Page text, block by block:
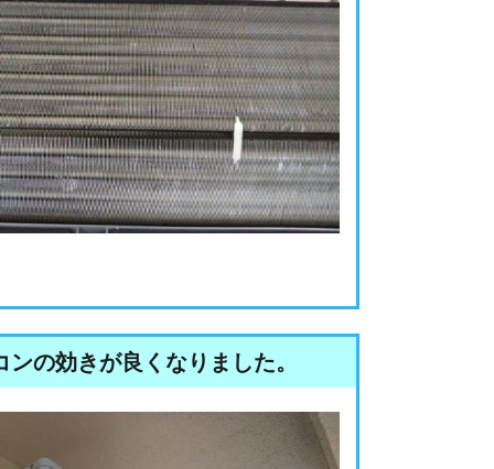
の効きが良くなりました。